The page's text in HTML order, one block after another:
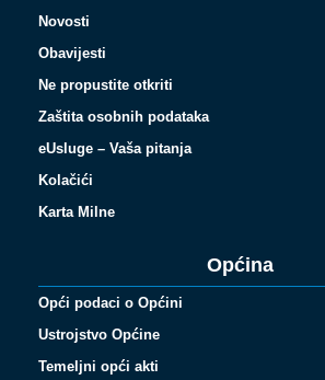
Novosti
Obavijesti
Ne propustite otkriti
Zaštita osobnih podataka
eUsluge – Vaša pitanja
Kolačići
Karta Milne
Općina
Opći podaci o Općini
Ustrojstvo Općine
Temeljni opći akti